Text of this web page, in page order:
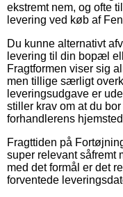
ekstremt nem, og ofte
levering ved køb af
Du kunne alternativt
levering til din bopæl
Fragtformen viser sig
men tillige særligt
leveringsudgave er
stiller krav om at du
forhandlerens
Fragttiden på
super relevant såfremt
med det formål er det
forventede